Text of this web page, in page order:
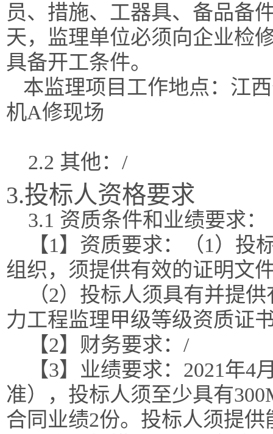
员、措施、工器具、备品备
天，监理单位必须向企业检
具备开工条件。
本监理项目工作地点 ： 江
机A修现场
2.2 其他：/
3.投标人资格要求
3.1 资质条件和业绩要求：
【1】资质要求：（1）
组织，须提供有效的证明文
（2）投标人须具有并提
力工程监理甲级等级资质证
【2】财务要求：/
【3】业绩要求：2021年
准），投标人须至少具有
合同业绩2份。投标人须提